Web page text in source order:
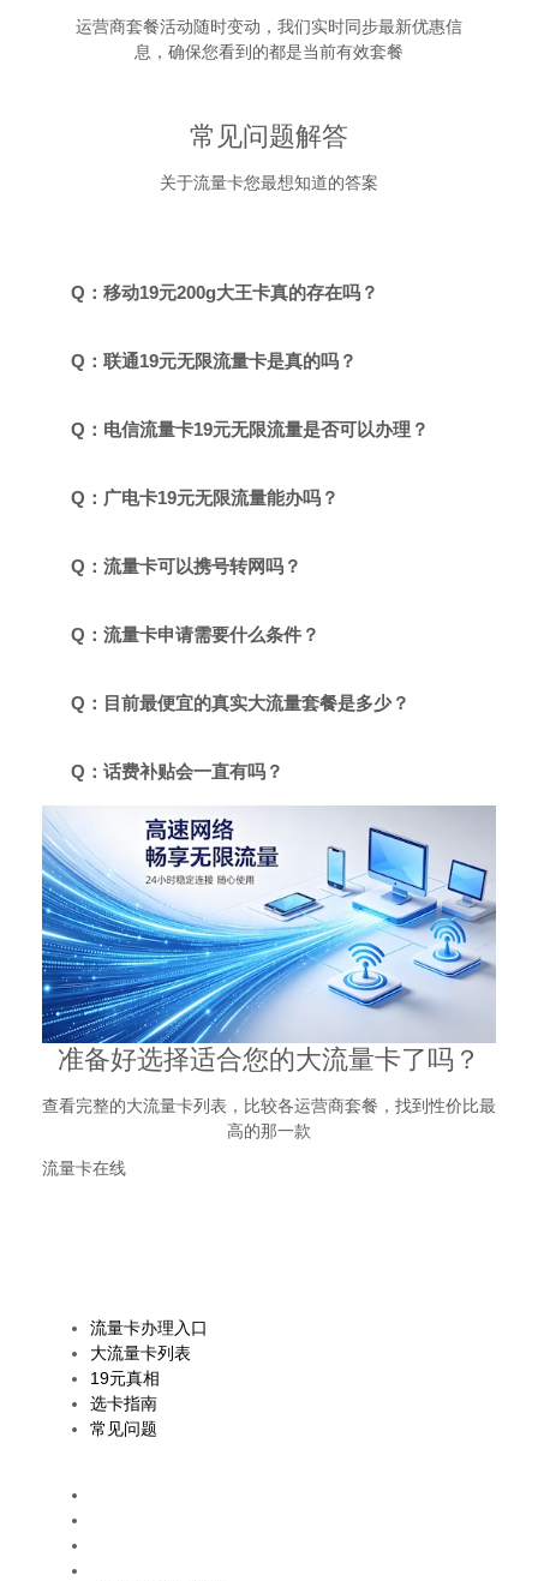
运营商套餐活动随时变动，我们实时同步最新优惠信
息，确保您看到的都是当前有效套餐
常见问题解答
关于流量卡您最想知道的答案
Q：移动19元200g大王卡真的存在吗？
Q：联通19元无限流量卡是真的吗？
Q：电信流量卡19元无限流量是否可以办理？
Q：广电卡19元无限流量能办吗？
Q：流量卡可以携号转网吗？
Q：流量卡申请需要什么条件？
Q：目前最便宜的真实大流量套餐是多少？
Q：话费补贴会一直有吗？
准备好选择适合您的大流量卡了吗？
查看完整的大流量卡列表，比较各运营商套餐，找到性价比最
高的那一款
流量卡在线
流量卡办理入口
大流量卡列表
19元真相
选卡指南
常见问题